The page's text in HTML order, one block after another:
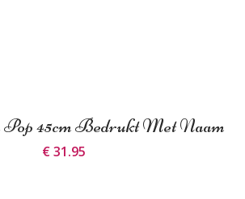
45cm Bedrukt Met Naam
€ 31.95